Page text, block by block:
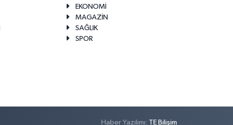
EKONOMİ
MAGAZİN
SAĞLIK
SPOR
Haber Yazılımı: TE Bilişim